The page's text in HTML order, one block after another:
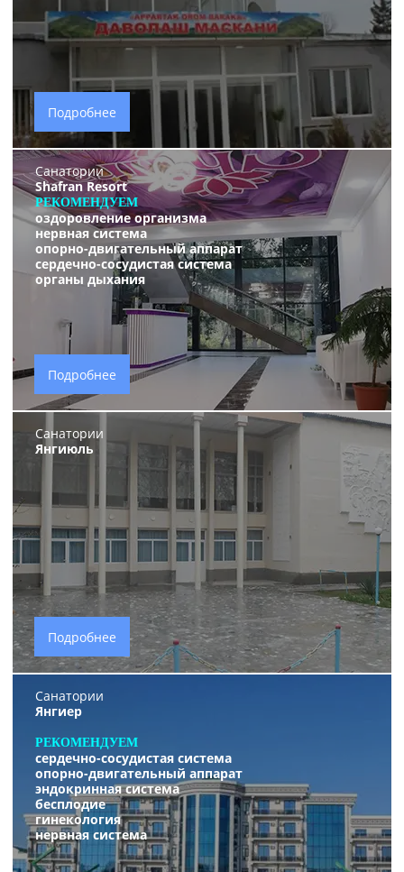
Подробнее
Санатории
Shafran Resort
РЕКОМЕНДУЕМ
оздоровление организма
нервная система
опорно-двигательный аппарат
сердечно-сосудистая система
органы дыхания
Подробнее
Санатории
Янгиюль
Подробнее
Санатории
Янгиер
РЕКОМЕНДУЕМ
сердечно-сосудистая система
опорно-двигательный аппарат
эндокринная система
бесплодие
гинекология
нервная система